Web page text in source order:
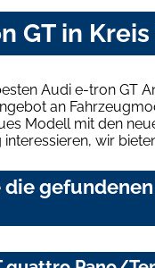
GT in
Audi e-tron GT
an
Modell mit den
wir
die